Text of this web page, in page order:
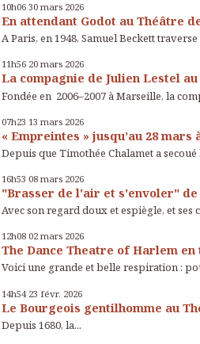
10h06 30 mars 2026
En attendant Godot au Théâtre
A Paris, en 1948, Samuel Beckett traverse
11h56 20 mars 2026
La compagnie de Julien Lestel
Fondée en 2006–2007 à Marseille, la
07h23 13 mars 2026
« Empreintes » jusqu’au 28 mars
Depuis que Timothée Chalamet a secoué
16h53 08 mars 2026
"Brasser de l'air et s'envoler" de
Avec son regard doux et espiègle, et ses
12h08 02 mars 2026
The Dance Theatre of Harlem en
Voici une grande et belle respiration :
14h54 23 févr. 2026
Le Bourgeois gentilhomme au
Depuis 1680, la...